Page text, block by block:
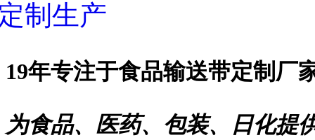
19年专注于食品输送带定制厂
为食品、医药、包装、日化提